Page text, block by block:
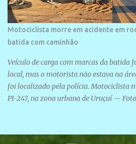
Motociclista morre em acidente em
batida com caminhão
Veículo de carga com marcas da batida
local, mas o motorista não estava na
foi localizado pela polícia. Motociclista
PI-247, na zona urbana de Uruçuí —
A Polícia Militar informou que um